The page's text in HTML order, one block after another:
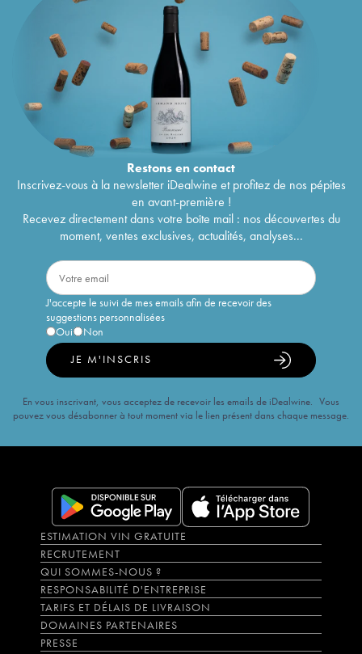
Restons encontact
Inscrivez-vous à la newsletter iDealwine et profitez de nos pépites
en avant-première !
Recevez directement dans votre boîte mail : nos découvertes du
moment, ventes exclusives, actualités, analyses...
J'accepte le suivi de mes emails afin de recevoir des
suggestions personnalisées
Oui
Non
JE M'INSCRIS
En vous inscrivant, vous acceptez de recevoir les emails de iDealwine. Vous
pouvez vous désabonner à tout moment via le lien présent dans chaque message.
ESTIMATION VIN GRATUITE
RECRUTEMENT
QUI SOMMES-NOUS ?
RESPONSABILITÉ D'ENTREPRISE
TARIFS ET DÉLAIS DE LIVRAISON
DOMAINES PARTENAIRES
PRESSE